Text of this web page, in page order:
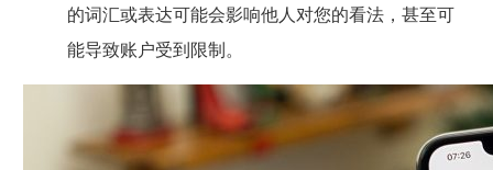
的词汇或表达可能会影响他人对您的看法，甚至可
能导致账户受到限制。